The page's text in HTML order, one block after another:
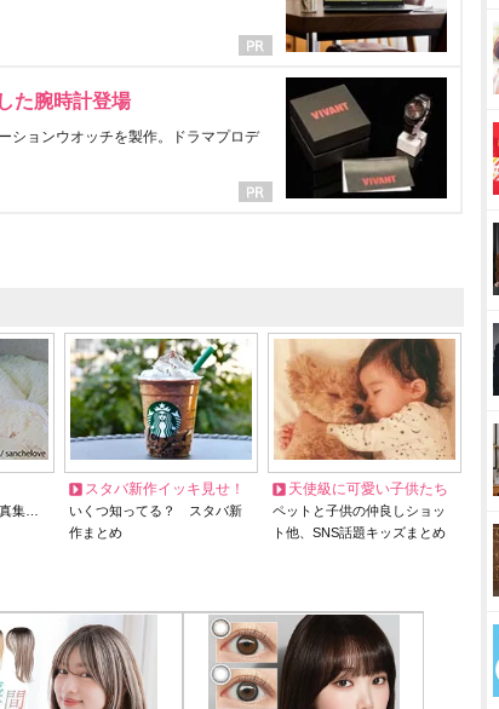
た腕時計登場
ションウオッチを製作。ドラマプロデ
集…
スタバ新作イッキ見せ！
いくつ知ってる？ スタバ新
作まとめ
天使級に可愛い子供たち
ペットと子供の仲良しショッ
ト他、SNS話題キッズまとめ